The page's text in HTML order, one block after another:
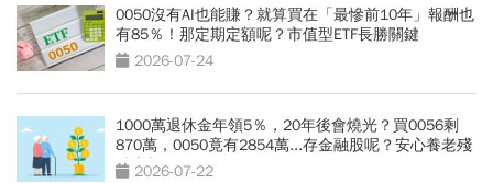
0050沒有AI也能賺？就算買在「最慘前10年」報酬也
有85％！那定期定額呢？市值型ETF長勝關鍵
2026-07-24
1000萬退休金年領5％，20年後會燒光？買0056剩
870萬，0050竟有2854萬...存金融股呢？安心養老殘
酷真相
2026-07-22